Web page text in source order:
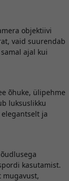
objektiivi
vaid suurendab
ajal kui
õhuke, ülipehme
luksuslikku
ja
kasutamist.
mugavust,